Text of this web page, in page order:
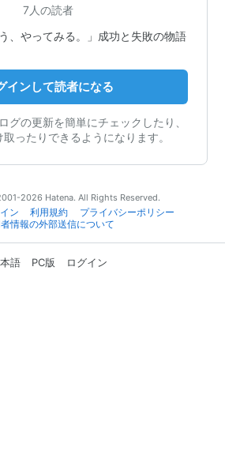
7人の読者
、やってみる。」成功と失敗の物語
インして読者になる
グの更新を簡単にチェックしたり、
ったりできるようになります。
2026 Hatena. All Rights Reserved.
ン 利用規約
プライバシーポリシー
情報の外部送信について
語 PC版 ログイン